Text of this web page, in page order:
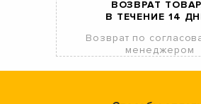
ВОЗВРАТ
В ТЕЧЕНИЕ 14
Возврат по
менеджером